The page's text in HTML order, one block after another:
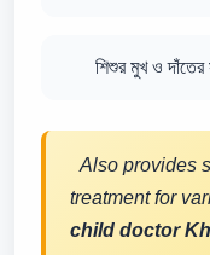
শিশুর মুখ ও দাঁতের
Also provides
treatment for
child doctor